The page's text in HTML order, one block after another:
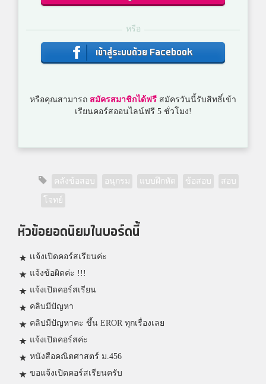
หรือ
เข้าสู่ระบบด้วย Facebook
หรือคุณสามารถ สมัครสมาชิกได้ฟรี สมัครวันนี้รับสิทธิ์เข้า
เรียนคอร์สออนไลน์ฟรี 5 ชั่วโมง!
คลังข้อสอบ อนุกรม แบบฝึกหัด ข้อสอบ สอบ
โจทย์
หัวข้อยอดนิยมในบอร์ดนี้
เเจ้งเปิดคอร์สเรียนค่ะ
แจ้งข้อผิดค่ะ !!!
แจ้งเปิดคอร์สเรียน
คลิบมีปัญหา
คลิปมีปัญหาคะ ขึ้น EROR ทุกเรื่องเลย
แจ้งเปิดคอร์สค่ะ
หนังสือคณิตศาสตร์ ม.456
ขอแจ้งเปิดคอร์สเรียนครับ